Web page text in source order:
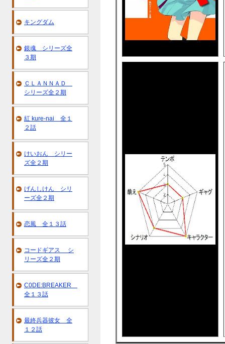
キングダム
銀魂 シリーズ全
３期
ＣＬＡＮＮＡＤ
シリーズ全２期
紅 kure-nai 全１
２話
けいおん シリー
ズ全２期
げんしけん シリ
ーズ全２期
恋風 全１３話
コードギアス シ
リーズ全２期
C0DE:BREAKER
全１３話
最終兵器彼女 全
１２話